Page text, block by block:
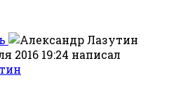
2016 19:24 написал